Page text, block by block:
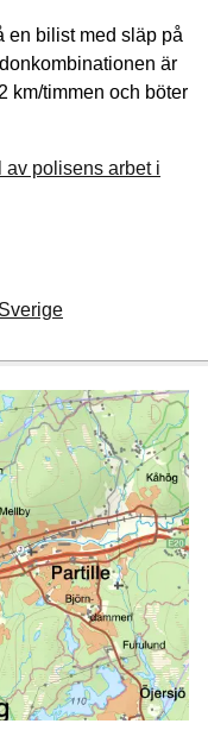
en bilist med släp på
är
km/timmen och böter
av polisens arbet i